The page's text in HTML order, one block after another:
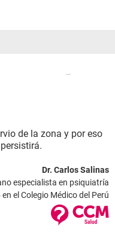
de la zona y por eso
Dr. Carlos Salinas
especialista en psiquiatría
el Colegio Médico del Perú